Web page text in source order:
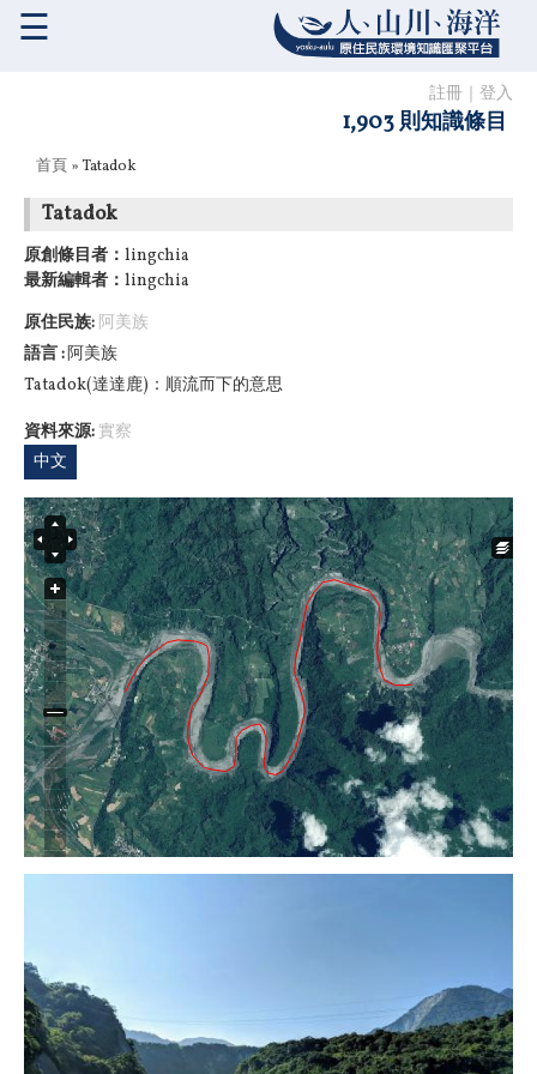
註冊 登入
1,903 則知識條目
☰
您在這裡
首頁 » Tatadok
Tatadok
原創條目者： lingchia
最新編輯者： lingchia
原住民族: 阿美族
語言 阿美族
Tatadok(達達鹿)：順流而下的意思
資料來源: 實察
中文